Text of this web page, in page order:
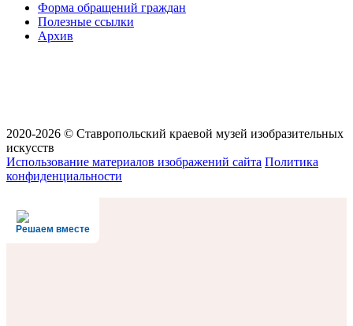
Форма обращений граждан
Полезные ссылки
Архив
2020-2026 © Ставропольский краевой музей изобразительных
искусств
Использование материалов изображений сайта Политика
конфиденциальности
Решаем вместе